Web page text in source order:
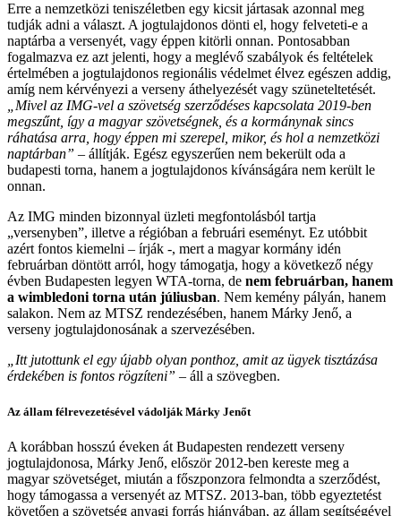
Erre a nemzetközi teniszéletben egy kicsit jártasak azonnal meg
tudják adni a választ. A jogtulajdonos dönti el, hogy felveteti-e a
naptárba a versenyét, vagy éppen kitörli onnan. Pontosabban
fogalmazva ez azt jelenti, hogy a meglévő szabályok és feltételek
értelmében a jogtulajdonos regionális védelmet élvez egészen addig,
amíg nem kérvényezi a verseny áthelyezését vagy szüneteltetését.
„Mivel az IMG-vel a szövetség szerződéses kapcsolata 2019-ben
megszűnt, így a magyar szövetségnek, és a kormánynak sincs
ráhatása arra, hogy éppen mi szerepel, mikor, és hol a nemzetközi
naptárban” – állítják. Egész egyszerűen nem bekerült oda a
budapesti torna, hanem a jogtulajdonos kívánságára nem került le
onnan.
Az IMG minden bizonnyal üzleti megfontolásból tartja
„versenyben”, illetve a régióban a februári eseményt. Ez utóbbit
azért fontos kiemelni – írják -, mert a magyar kormány idén
februárban döntött arról, hogy támogatja, hogy a következő négy
évben Budapesten legyen WTA-torna, de nem februárban, hanem
a wimbledoni torna után júliusban. Nem kemény pályán, hanem
salakon. Nem az MTSZ rendezésében, hanem Márky Jenő, a
verseny jogtulajdonosának a szervezésében.
„Itt jutottunk el egy újabb olyan ponthoz, amit az ügyek tisztázása
érdekében is fontos rögzíteni” – áll a szövegben.
Az állam félrevezetésével vádolják Márky Jenőt
A korábban hosszú éveken át Budapesten rendezett verseny
jogtulajdonosa, Márky Jenő, először 2012-ben kereste meg a
magyar szövetséget, miután a főszponzora felmondta a szerződést,
hogy támogassa a versenyét az MTSZ. 2013-ban, több egyeztetést
követően a szövetség anyagi forrás hiányában, az állam segítségével